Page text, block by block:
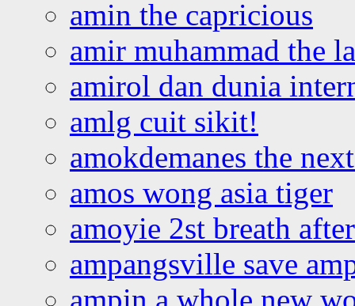
amin the capricious
amir muhammad the
amirol dan dunia
amlg cuit sikit!
amokdemanes the
amos wong asia tiger
amoyie 2st breath
ampangsville save